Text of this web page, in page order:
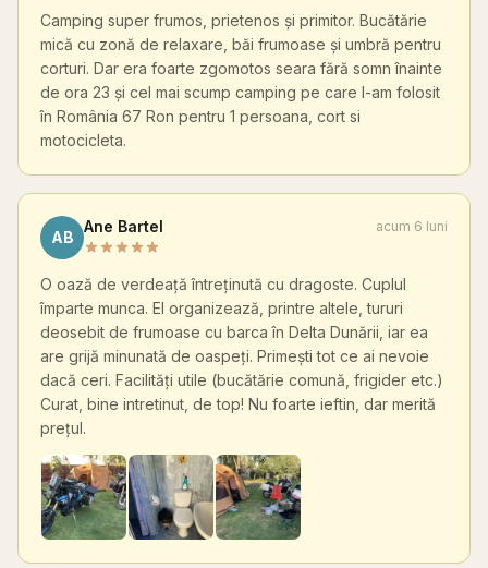
Camping super frumos, prietenos și primitor. Bucătărie
mică cu zonă de relaxare, băi frumoase și umbră pentru
corturi. Dar era foarte zgomotos seara fără somn înainte
de ora 23 și cel mai scump camping pe care l-am folosit
în România 67 Ron pentru 1 persoana, cort si
motocicleta.
AB
Ane Bartel acum 6 luni
O oază de verdeață întreținută cu dragoste. Cuplul
împarte munca. El organizează, printre altele, tururi
deosebit de frumoase cu barca în Delta Dunării, iar ea
are grijă minunată de oaspeți. Primești tot ce ai nevoie
dacă ceri. Facilități utile (bucătărie comună, frigider etc.)
Curat, bine intretinut, de top! Nu foarte ieftin, dar merită
prețul.